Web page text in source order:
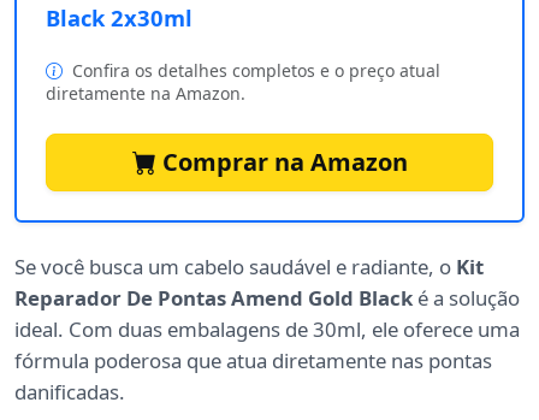
Black 2x30ml
Confira os detalhes completos e o preço atual
diretamente na Amazon.
Comprar na Amazon
Se você busca um cabelo saudável e radiante, o Kit
Reparador De Pontas Amend Gold Black é a solução
ideal. Com duas embalagens de 30ml, ele oferece uma
fórmula poderosa que atua diretamente nas pontas
danificadas.